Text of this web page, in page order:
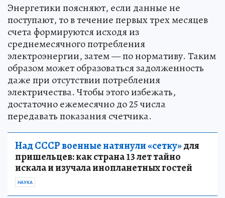
Энергетики поясняют, если данные не
поступают, то в течение первых трех месяцев
счета формируются исходя из
среднемесячного потребления
электроэнергии, затем — по нормативу. Таким
образом может образоваться задолженность
даже при отсутствии потребления
электричества. Чтобы этого избежать,
достаточно ежемесячно до 25 числа
передавать показания счетчика.
Над СССР военные натянули «сетку»для
пришельцев: как страна 13 лет тайно
искала и изучала инопланетных гостей
НАУКА